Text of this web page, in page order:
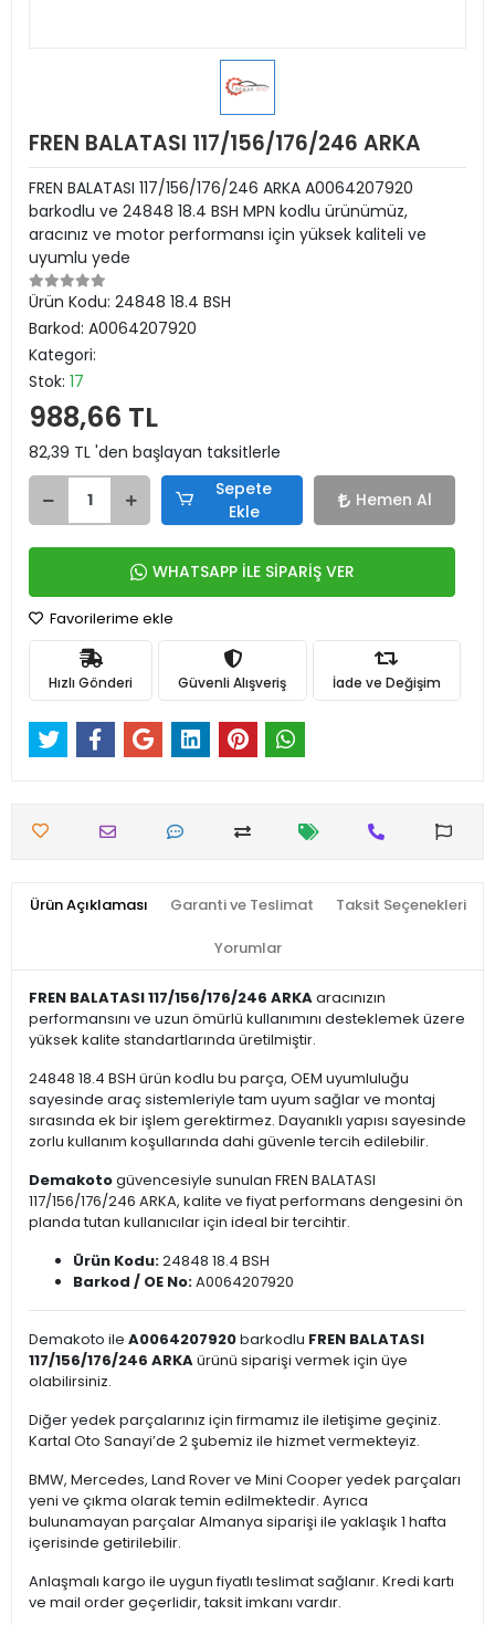
FREN BALATASI 117/156/176/246 ARKA
FREN BALATASI 117/156/176/246 ARKA A0064207920
barkodlu ve 24848 18.4 BSH MPN kodlu ürünümüz,
aracınız ve motor performansı için yüksek kaliteli ve
uyumlu yede
Ürün Kodu: 24848 18.4 BSH
Barkod: A0064207920
Kategori:
Stok: 17
988,66 TL
82,39 TL 'den başlayan taksitlerle
Sepete
Ekle
Hemen Al
WHATSAPP İLE SİPARİŞ VER
Favorilerime ekle
Hızlı Gönderi Güvenli Alışveriş İade ve Değişim
Ürün Açıklaması Garanti ve Teslimat Taksit Seçenekleri
Yorumlar
FREN BALATASI 117/156/176/246 ARKAaracınızın
performansını ve uzun ömürlü kullanımını desteklemek üzere
yüksek kalite standartlarında üretilmiştir.
24848 18.4 BSH ürün kodlu bu parça, OEM uyumluluğu
sayesinde araç sistemleriyle tam uyum sağlar ve montaj
sırasında ek bir işlem gerektirmez. Dayanıklı yapısı sayesinde
zorlu kullanım koşullarında dahi güvenle tercih edilebilir.
Demakotogüvencesiyle sunulan FREN BALATASI
117/156/176/246 ARKA, kalite ve fiyat performans dengesini ön
planda tutan kullanıcılar için ideal bir tercihtir.
Ürün Kodu:24848 18.4 BSH
Barkod / OE No:A0064207920
Demakoto ile A0064207920barkodlu FREN BALATASI
117/156/176/246 ARKAürünü siparişi vermek için üye
olabilirsiniz.
Diğer yedek parçalarınız için firmamız ile iletişime geçiniz.
Kartal Oto Sanayi’de 2 şubemiz ile hizmet vermekteyiz.
BMW, Mercedes, Land Rover ve Mini Cooper yedek parçaları
yeni ve çıkma olarak temin edilmektedir. Ayrıca
bulunamayan parçalar Almanya siparişi ile yaklaşık 1 hafta
içerisinde getirilebilir.
Anlaşmalı kargo ile uygun fiyatlı teslimat sağlanır. Kredi kartı
ve mail order geçerlidir, taksit imkanı vardır.